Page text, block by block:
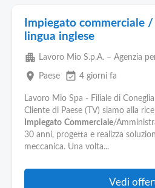
Impiegato commerciale
lingua inglese
apartment Lavoro Mio S.p.A. – Agenzia
place Paese event_available 4 giorni fa
Lavoro Mio Spa - Filiale di
Cliente di Paese (TV) siamo alla
Impiegato Commerciale/
30 anni, progetta e realizza
meccanica. Una volta...
Vedi